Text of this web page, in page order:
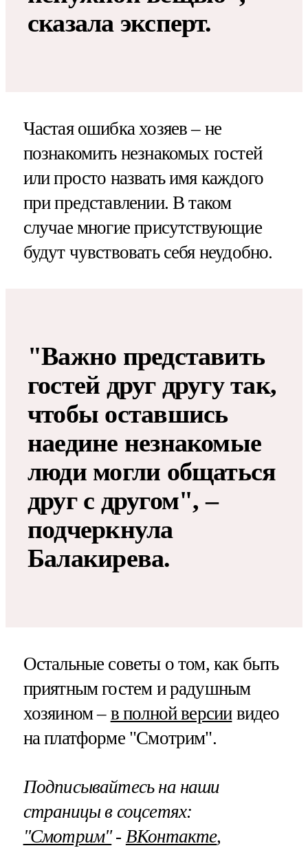
сказала эксперт.
Частая ошибка хозяев – не
познакомить незнакомых гостей
или просто назвать имя каждого
при представлении. В таком
случае многие присутствующие
будут чувствовать себя неудобно.
"Важно представить
гостей друг другу так,
чтобы оставшись
наедине незнакомые
люди могли общаться
друг с другом", –
подчеркнула
Балакирева.
Остальные советы о том, как быть
приятным гостем и радушным
хозяином – в полной версиивидео
на платформе "Смотрим".
Подписывайтесь на наши
страницы в соцсетях:
"Смотрим"‐ ВКонтакте,